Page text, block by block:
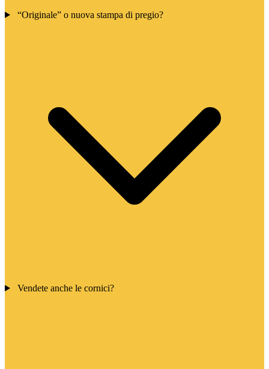
“Originale” o nuova stampa di pregio?
Vendete anche le cornici?